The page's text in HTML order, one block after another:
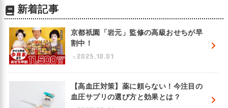
新着記事
京都祇園「岩元」監修の高級おせちが早
割中！
2025.10.01
【高血圧対策】薬に頼らない！今注目の
血圧サプリの選び方と効果とは？